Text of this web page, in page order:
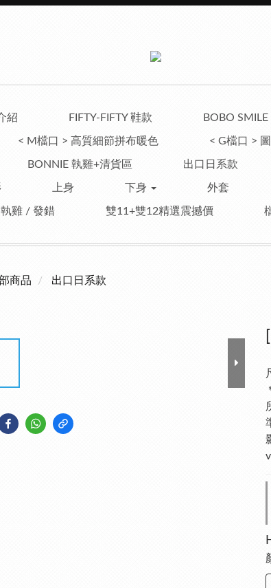
紹 FIFTY-FIFTY 鞋款 BOBO SMILE
< M檔口 > 高質細節拼布暖色 < G檔口 >
BONNIE 執雞+清貨區 出口日系款
上身 下身 外套
雞 / 發錯 雙11+雙12精選震撼價
商品 出口日系款